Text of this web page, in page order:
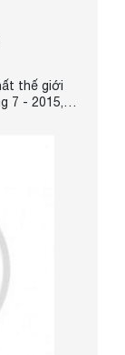
thế giới
7 - 2015,